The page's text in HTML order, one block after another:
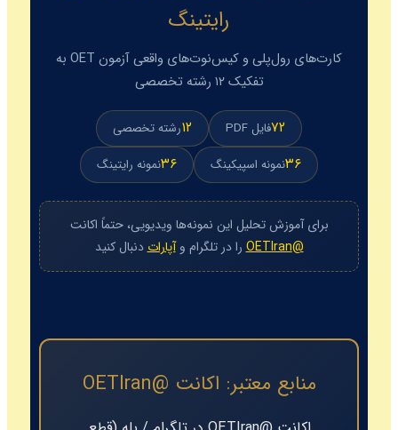
رایتینگ
کارت‌های رول‌پلی و کیس‌نوت‌های واقعی آزمون OET به
تفکیک ۱۲ رشته تخصصی
۷۲فایل PDF ۱۲رشته تخصصی
۳۶نمونه اسپیکینگ ۳۶نمونه رایتینگ
برای آموزش تحلیل این نمونه‌ها ویدیویی، حتماً اکانت
@OETIran
را در تلگرام وآپاراتدنبال کنید
منابع معتبر: اکانت @OETIran